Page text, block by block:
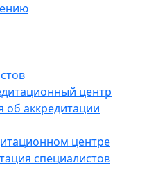
центр
аккредитации
центре
специалистов